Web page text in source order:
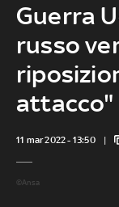
Guerra
russo
attacco"
11 mar 2022 - 13:50
©Ansa